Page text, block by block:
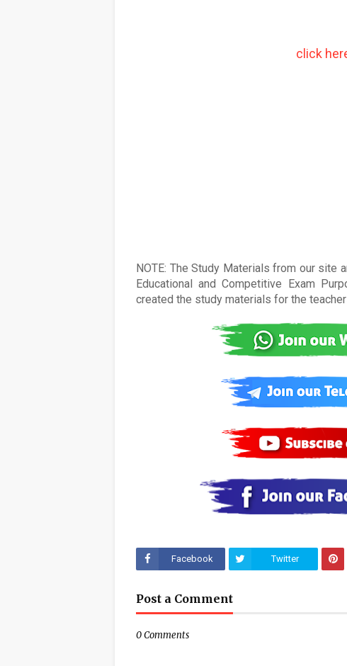
click
NOTE: The Study Materials from our site
Educational and Competitive Exam
created the study materials for the
Facebook Twitter
Post a Comment
0 Comments